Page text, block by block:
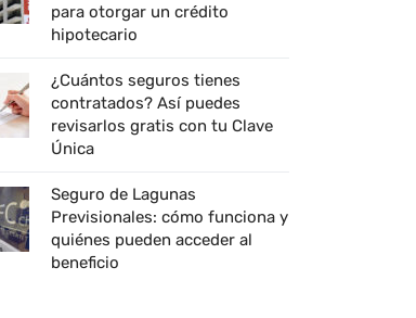
para otorgar un crédito
hipotecario
¿Cuántos seguros tienes
contratados? Así puedes
revisarlos gratis con tu Clave
Única
Seguro de Lagunas
Previsionales: cómo funciona y
quiénes pueden acceder al
beneficio